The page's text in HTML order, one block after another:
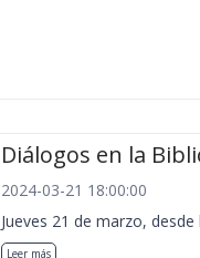
Diálogos en la
2024-03-21 18:00:00
Jueves 21 de marzo,
Leer más